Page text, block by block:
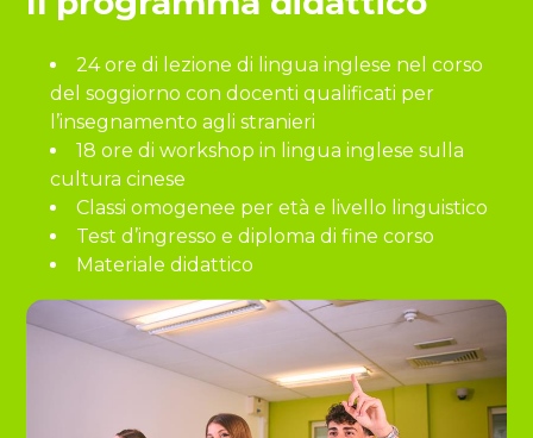
24 ore di lezione di lingua inglese nel corso
del soggiorno con docenti qualificati per
l’insegnamento agli stranieri
18 ore di workshop in lingua inglese sulla
cultura cinese
Classi omogenee per età e livello linguistico
Test d’ingresso e diploma di fine corso
Materiale didattico